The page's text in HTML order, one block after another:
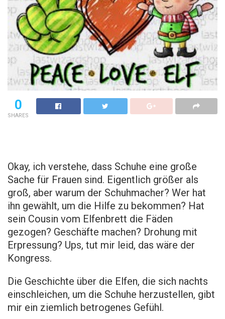
0
SHARES
Okay, ich verstehe, dass Schuhe eine große
Sache für Frauen sind. Eigentlich größer als
groß, aber warum der Schuhmacher? Wer hat
ihn gewählt, um die Hilfe zu bekommen? Hat
sein Cousin vom Elfenbrett die Fäden
gezogen? Geschäfte machen? Drohung mit
Erpressung? Ups, tut mir leid, das wäre der
Kongress.
Die Geschichte über die Elfen, die sich nachts
einschleichen, um die Schuhe herzustellen, gibt
mir ein ziemlich betrogenes Gefühl.